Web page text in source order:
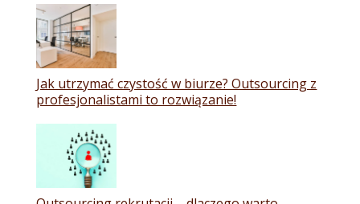
Jak utrzymać czystość w biurze? Outsourcing z
profesjonalistami to rozwiązanie!